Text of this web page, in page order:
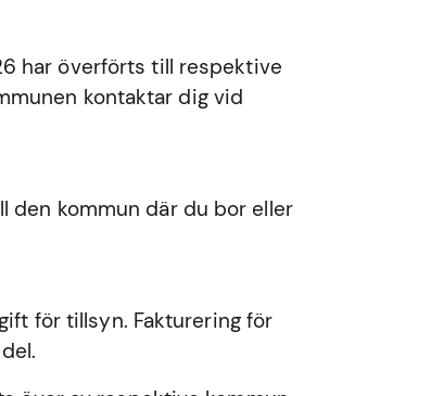
har överförts till respektive
kontaktar dig vid
den kommun där du bor eller
för tillsyn. Fakturering för